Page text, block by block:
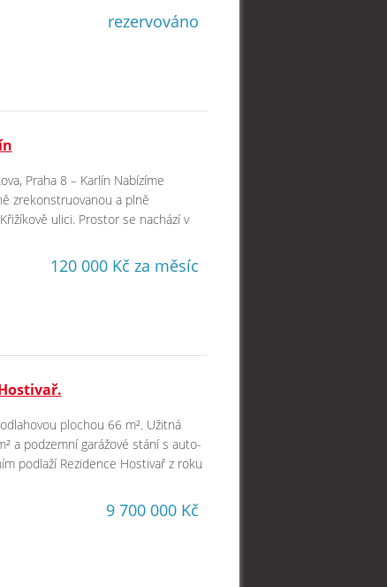
rezervováno
Praha 8 – Karlín Nabízíme
zrekonstruovanou a plně
ulici. Prostor se nachází v
120 000 Kč za měsíc
plochou 66 m². Užitná
a podzemní garážové stání s auto-
podlaží Rezidence Hostivař z roku
9 700 000 Kč